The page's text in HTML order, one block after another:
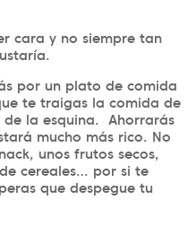
cara y no siempre tan
por un plato de comida
te traigas la comida de
la esquina. Ahorrarás
mucho más rico. No
unos frutos secos,
cereales… por si te
que despegue tu